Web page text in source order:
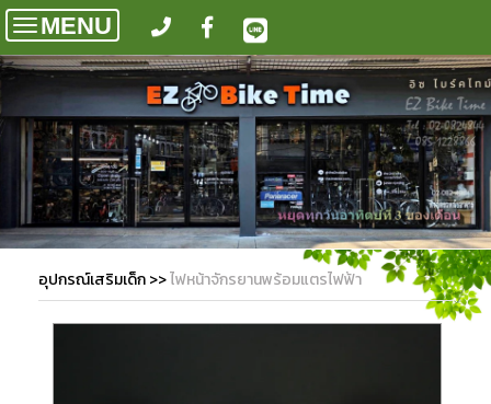
Toggle
navigation
MENU
อุปกรณ์เสริมเด็ก>>ไฟหน้าจักรยานพร้อมแตรไฟฟ้า